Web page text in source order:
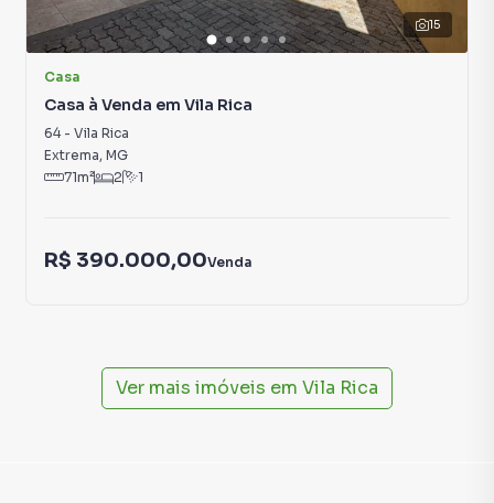
15
Casa
Casa à Venda em Vila Rica
64- Vila Rica
Extrema, MG
71m² 2 1
R$ 390.000,00Venda
Ver mais imóveis em Vila Rica